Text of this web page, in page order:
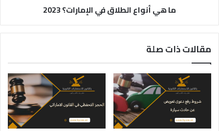
ما هي أنواع الطلاق في الإمارات؟ 2023
مقالات ذات صلة